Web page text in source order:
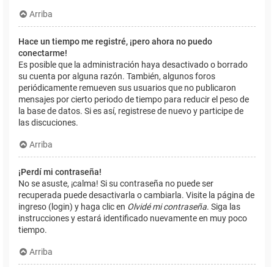
Arriba
Hace un tiempo me registré, ¡pero ahora no puedo
conectarme!
Es posible que la administración haya desactivado o borrado
su cuenta por alguna razón. También, algunos foros
periódicamente remueven sus usuarios que no publicaron
mensajes por cierto periodo de tiempo para reducir el peso de
la base de datos. Si es así, registrese de nuevo y participe de
las discuciones.
Arriba
¡Perdí mi contraseña!
No se asuste, ¡calma! Si su contraseña no puede ser
recuperada puede desactivarla o cambiarla. Visite la página de
ingreso (login) y haga clic en Olvidé mi contraseña. Siga las
instrucciones y estará identificado nuevamente en muy poco
tiempo.
Arriba